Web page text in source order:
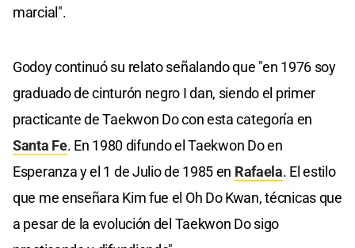
marcial".
Godoy continuó su relato señalando que "en 1976 soy
graduado de cinturón negro I dan, siendo el primer
practicante de Taekwon Do con esta categoría en
Santa Fe. En 1980 difundo el Taekwon Do en
Esperanza y el 1 de Julio de 1985 en Rafaela. El estilo
que me enseñara Kim fue el Oh Do Kwan, técnicas que
a pesar de la evolución del Taekwon Do sigo